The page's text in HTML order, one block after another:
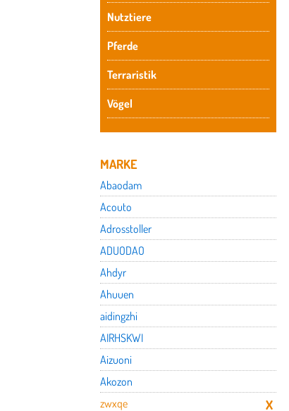
Nutztiere
Pferde
Terraristik
Vögel
MARKE
Abaodam
Acouto
Adrosstoller
ADUODAO
Ahdyr
Ahuuen
aidingzhi
AIRHSKWI
Aizuoni
Akozon
zwxqe